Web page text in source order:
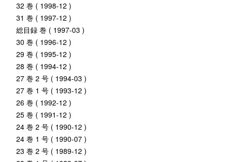
32 巻 ( 1998-12 )
31 巻 ( 1997-12 )
総目録 巻 ( 1997-03 )
30 巻 ( 1996-12 )
29 巻 ( 1995-12 )
28 巻 ( 1994-12 )
27 巻 2 号 ( 1994-03 )
27 巻 1 号 ( 1993-12 )
26 巻 ( 1992-12 )
25 巻 ( 1991-12 )
24 巻 2 号 ( 1990-12 )
24 巻 1 号 ( 1990-07 )
23 巻 2 号 ( 1989-12 )